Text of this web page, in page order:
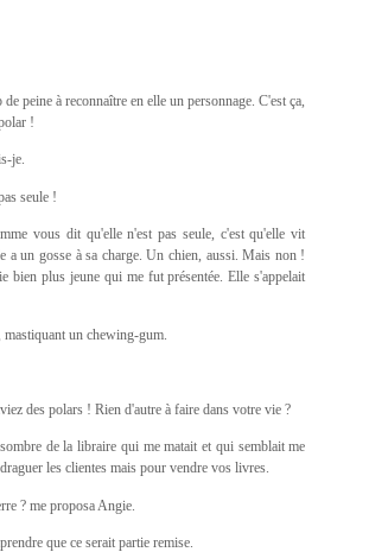
peine à reconnaître en elle un personnage. C'est ça,
!
je.
seule !
vous dit qu'elle n'est pas seule, c'est qu'elle vit
a un gosse à sa charge. Un chien, aussi. Mais non !
bien plus jeune qui me fut présentée. Elle s'appelait
un chewing-gum.
des polars ! Rien d'autre à faire dans votre vie ?
de la libraire qui me matait et qui semblait me
les clientes mais pour vendre vos livres.
? me proposa Angie.
que ce serait partie remise.